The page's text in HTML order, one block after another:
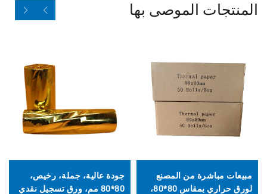
المنتجات الموصى بها
مبيعات مباشرة من المصنع
لورق حراري بمقاس 80*80،
جودة عالية، جملة، رخيص،
80*80 مم، ورق تسجيل نقدي